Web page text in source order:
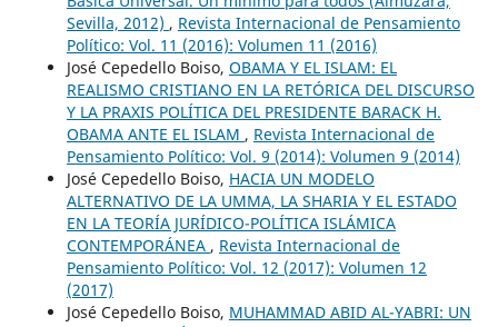
Sevilla, 2012) , Revista Internacional de Pensamiento
Político: Vol. 11 (2016): Volumen 11 (2016)
José Cepedello Boiso, OBAMA Y EL ISLAM: EL
REALISMO CRISTIANO EN LA RETÓRICA DEL DISCURSO
Y LA PRAXIS POLÍTICA DEL PRESIDENTE BARACK H.
OBAMA ANTE EL ISLAM , Revista Internacional de
Pensamiento Político: Vol. 9 (2014): Volumen 9 (2014)
José Cepedello Boiso, HACIA UN MODELO
ALTERNATIVO DE LA UMMA, LA SHARIA Y EL ESTADO
EN LA TEORÍA JURÍDICO-POLÍTICA ISLÁMICA
CONTEMPORÁNEA , Revista Internacional de
Pensamiento Político: Vol. 12 (2017): Volumen 12
(2017)
José Cepedello Boiso, MUHAMMAD ABID AL-YABRI: UN